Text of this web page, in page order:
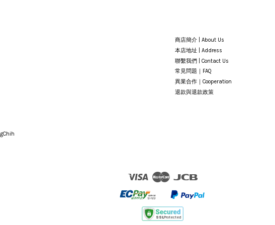
商店簡介 | About Us
本店地址 | Address
聯繫我們 | Contact Us
常見問題｜FAQ
異業合作｜Cooperation
退款與退款政策
Visa Master